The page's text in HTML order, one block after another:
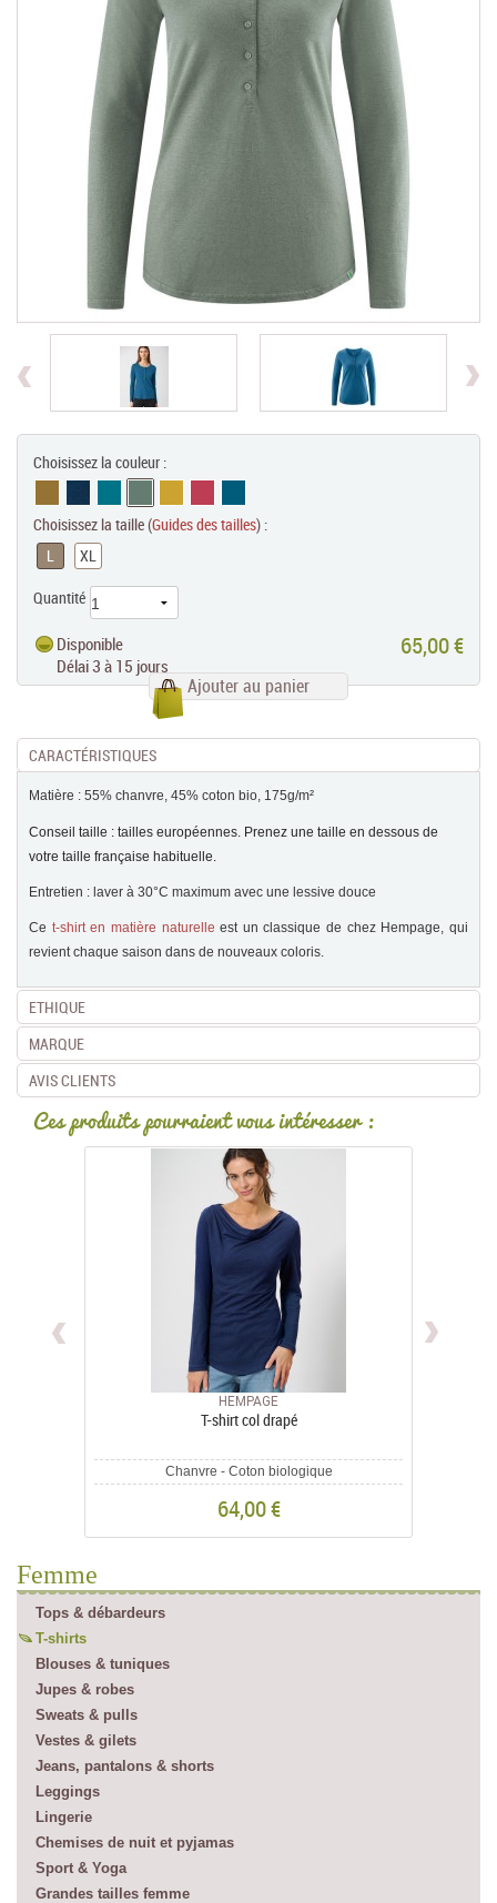
Chèques Cadeaux
PROMOTIONS
Choisissez la couleur :
Choisissez la taille (Guides des tailles) :
L
XL
Quantité
Disponible
Délai 3 à 15 jours
65,00 €
Ajouter au panier
CARACTÉRISTIQUES
Matière : 55% chanvre, 45% coton bio, 175g/m²
Conseil taille : tailles européennes. Prenez une taille en dessous de
votre taille française habituelle.
Entretien : laver à 30°C maximum avec une lessive douce
Ce t-shirt en matière naturelle est un classique de chez Hempage, qui
revient chaque saison dans de nouveaux coloris.
ETHIQUE
MARQUE
AVIS CLIENTS
Ces produits pourraient vous intéresser :
HEMPAGE
T-shirt col drapé
Chanvre - Coton biologique
64,00 €
Femme
Tops & débardeurs
T-shirts
Blouses & tuniques
Jupes & robes
Sweats & pulls
Vestes & gilets
Jeans, pantalons & shorts
Leggings
Lingerie
Chemises de nuit et pyjamas
Sport & Yoga
Grandes tailles femme